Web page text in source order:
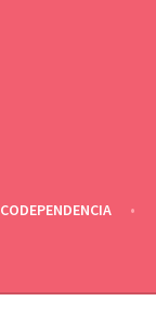
CODEPENDENCIA